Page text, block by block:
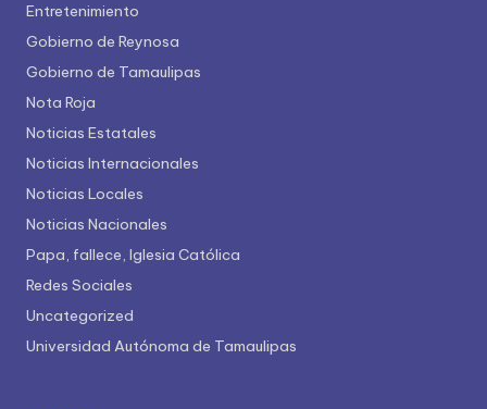
Entretenimiento
Gobierno de Reynosa
Gobierno de Tamaulipas
Nota Roja
Noticias Estatales
Noticias Internacionales
Noticias Locales
Noticias Nacionales
Papa, fallece, Iglesia Católica
Redes Sociales
Uncategorized
Universidad Autónoma de Tamaulipas